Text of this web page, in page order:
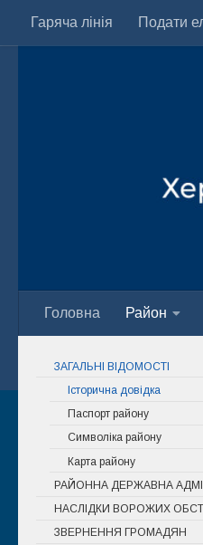
Skip to content
Гаряча лінія Подати
Головна Район
ЗАГАЛЬНІ ВІДОМОСТІ
Історична довідка
Паспорт району
Символіка району
Карта району
РАЙОННА ДЕРЖАВНА
НАСЛІДКИ ВОРОЖИХ
ЗВЕРНЕННЯ ГРОМАДЯН